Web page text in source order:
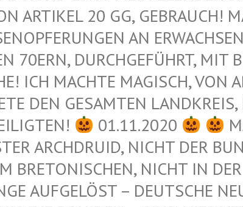
ARTIKEL 20 GG, GEBRAUCH!
AN
DURCHGEFÜHRT, MIT
ICH MACHTE MAGISCH, VON
DEN GESAMTEN LANDKREIS,
01.11.2020
ARCHDRUID, NICHT DER
NICHT IN DER
AUFGELÖST – DEUTSCHE